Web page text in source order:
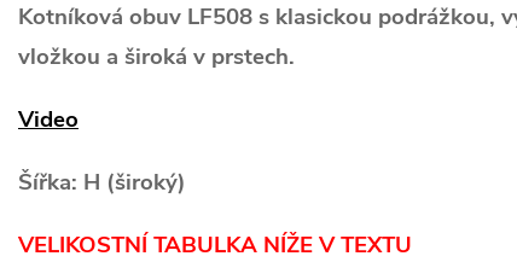
Kotníková obuv LF508 s klasickou podrážkou,
vložkou a široká v prstech.
Video
Šířka: H (široký)
VELIKOSTNÍ TABULKA NÍŽE V TEXTU